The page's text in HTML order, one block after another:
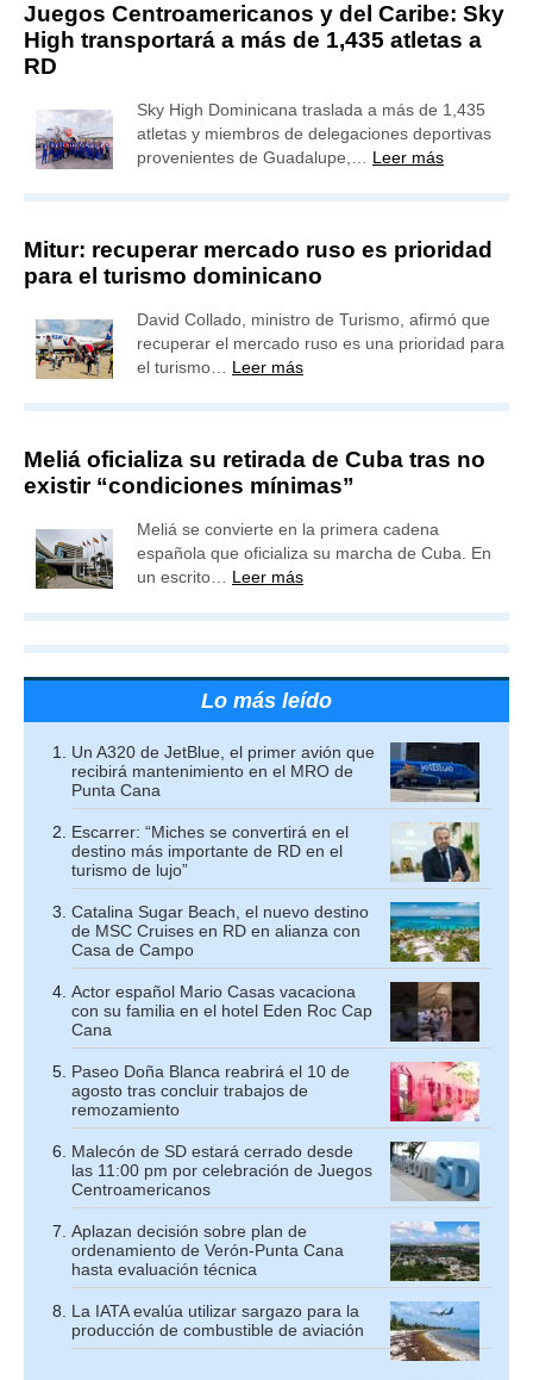
Juegos Centroamericanos y del Caribe: Sky
High transportará a más de 1,435 atletas a
RD
Sky High Dominicana traslada a más de 1,435
atletas y miembros de delegaciones deportivas
provenientes de Guadalupe,… Leer más
Mitur: recuperar mercado ruso es prioridad
para el turismo dominicano
David Collado, ministro de Turismo, afirmó que
recuperar el mercado ruso es una prioridad para
el turismo… Leer más
Meliá oficializa su retirada de Cuba tras no
existir “condiciones mínimas”
Meliá se convierte en la primera cadena
española que oficializa su marcha de Cuba. En
un escrito… Leer más
Lo más leído
Un A320 de JetBlue, el primer avión que
recibirá mantenimiento en el MRO de
Punta Cana
Escarrer: “Miches se convertirá en el
destino más importante de RD en el
turismo de lujo”
Catalina Sugar Beach, el nuevo destino
de MSC Cruises en RD en alianza con
Casa de Campo
Actor español Mario Casas vacaciona
con su familia en el hotel Eden Roc Cap
Cana
Paseo Doña Blanca reabrirá el 10 de
agosto tras concluir trabajos de
remozamiento
Malecón de SD estará cerrado desde
las 11:00 pm por celebración de Juegos
Centroamericanos
Aplazan decisión sobre plan de
ordenamiento de Verón-Punta Cana
hasta evaluación técnica
La IATA evalúa utilizar sargazo para la
producción de combustible de aviación